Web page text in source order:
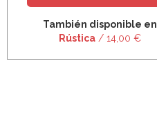
También disponible en
Rústica/ 14,00 €